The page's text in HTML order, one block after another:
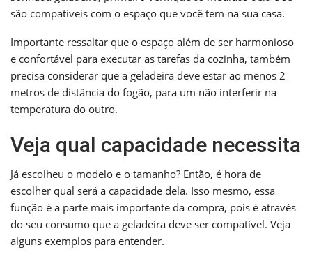
são compatíveis com o espaço que você tem na sua casa.
Importante ressaltar que o espaço além de ser harmonioso
e confortável para executar as tarefas da cozinha, também
precisa considerar que a geladeira deve estar ao menos 2
metros de distância do fogão, para um não interferir na
temperatura do outro.
Veja qual capacidade necessita
Já escolheu o modelo e o tamanho? Então, é hora de
escolher qual será a capacidade dela. Isso mesmo, essa
função é a parte mais importante da compra, pois é através
do seu consumo que a geladeira deve ser compatível. Veja
alguns exemplos para entender.